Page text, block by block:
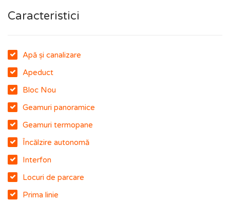
Caracteristici
Apă și canalizare
Apeduct
Bloc Nou
Geamuri panoramice
Geamuri termopane
Încălzire autonomă
Interfon
Locuri de parcare
Prima linie